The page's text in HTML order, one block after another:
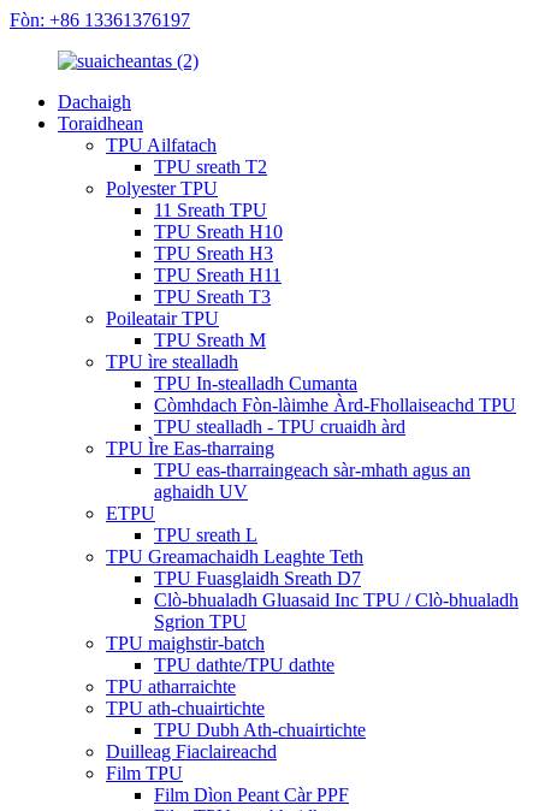
Fòn: +86 13361376197
Dachaigh
Toraidhean
TPU Ailfatach
TPU sreath T2
Polyester TPU
11 Sreath TPU
TPU Sreath H10
TPU Sreath H3
TPU Sreath H11
TPU Sreath T3
Poileatair TPU
TPU Sreath M
TPU ìre stealladh
TPU In-stealladh Cumanta
Còmhdach Fòn-làimhe Àrd-Fhollaiseachd TPU
TPU stealladh - TPU cruaidh àrd
TPU Ìre Eas-tharraing
TPU eas-tharraingeach sàr-mhath agus an
aghaidh UV
ETPU
TPU sreath L
TPU Greamachaidh Leaghte Teth
TPU Fuasglaidh Sreath D7
Clò-bhualadh Gluasaid Inc TPU / Clò-bhualadh
Sgrion TPU
TPU maighstir-batch
TPU dathte/TPU dathte
TPU atharraichte
TPU ath-chuairtichte
TPU Dubh Ath-chuairtichte
Duilleag Fiaclaireachd
Film TPU
Film Dìon Peant Càr PPF